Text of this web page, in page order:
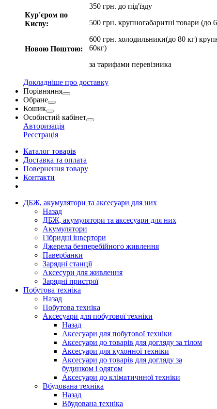
Кур'єром по
Києву:
Новою Поштою:
350 грн. до під'їзду
500 грн. крупногабаритні товари (до
600 грн. холодильники(до 80 кг)
60кг)
за тарифами перевізника
Докладніше про доставку
Порівняння
Обране
Кошик
Особистий кабінет
Авторизація
Реєстрація
Каталог товарів
Доставка та оплата
Повернення товару
Контакти
ДБЖ, акумулятори та аксесуари для них
Назад
ДБЖ, акумулятори та аксесуари для них
Акумулятори
Гібридні інвертори
Джерела безперебійного живлення
Павербанки
Зарядні станції
Аксесури для живлення
Зарядні пристрої
Побутова техніка
Назад
Побутова техніка
Аксесуари для побутової техніки
Назад
Аксесуари для побутової техніки
Аксесуари до товарів для догляду за тілом
Аксесуари для кухонної техніки
Аксесуари до товарів для догляду за
будинком і одягом
Аксесуари до кліматичнної техніки
Вбудована техніка
Назад
Вбудована техніка